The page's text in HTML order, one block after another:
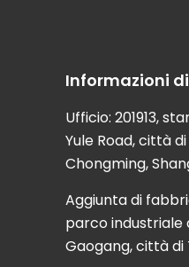
Informazioni
Ufficio: 201913,
Yule Road, città
Chongming,
Aggiunta di
parco industriale
Gaogang, città di